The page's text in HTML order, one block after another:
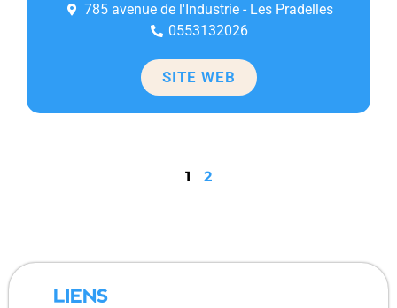
785 avenue de l'Industrie - Les Pradelles
0553132026
SITE WEB
1 2
LIENS